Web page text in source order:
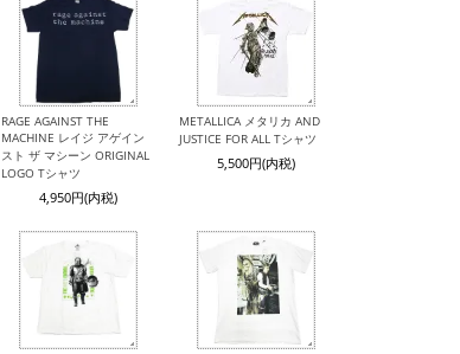
RAGE AGAINST THE
MACHINE レイジ アゲイン
スト ザ マシーン ORIGINAL
LOGO Tシャツ
4,950円(内税)
METALLICA メタリカ AND
JUSTICE FOR ALL Tシャツ
5,500円(内税)